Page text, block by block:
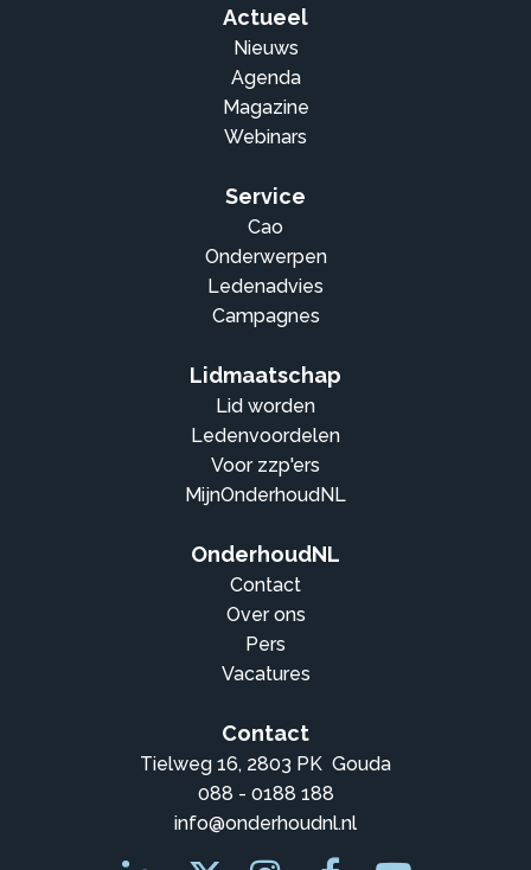
Actueel
Nieuws
Agenda
Magazine
Webinars
Service
Cao
Onderwerpen
Ledenadvies
Campagnes
Lidmaatschap
Lid worden
Ledenvoordelen
Voor zzp'ers
MijnOnderhoudNL
OnderhoudNL
Contact
Over ons
Pers
Vacatures
Contact
Tielweg 16, 2803 PK Gouda
088 - 0188 188
info@onderhoudnl.nl